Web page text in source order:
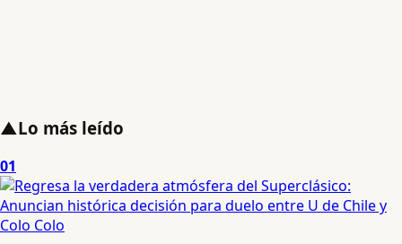
▲Lo más leído
01